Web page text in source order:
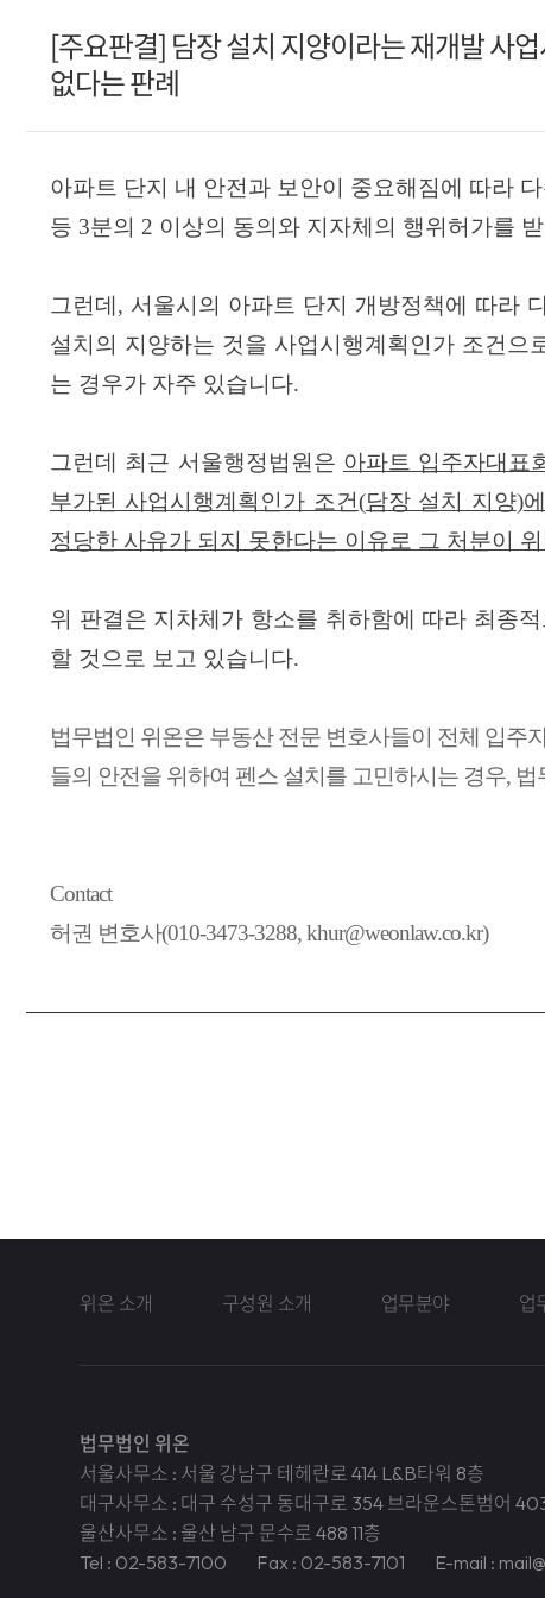
[주요판결] 담장 설치 지양이라는 재개발 사
없다는 판례
아파트 단지 내 안전과 보안이 중요해짐에 따라
등 3분의 2 이상의 동의와 지자체의 행위허가를
그런데 , 서울시의 아파트 단지 개방정책에 따라
설치의 지양하는 것을 사업시행계획인가 조건으
는 경우가 자주 있습니다.
그런데 최근 서울행정법원은 아파트 입주자대표
부가된 사업시행계획인가 조건(담장 설치 지양)
정당한 사유가 되지 못한다는 이유로 그 처분이
위 판결은 지차체가 항소를 취하함에 따라 최종
할 것으로 보고 있습니다.
법무법인 위온은 부동산 전문 변호사들이 전체 입주
들의 안전을 위하여 펜스 설치를 고민하시는 경우, 법
Contact
허권 변호사(010-3473-3288, khur@weonlaw.co.kr)
위온 소개 구성원 소개 업무분야 업
법무법인 위온
서울사무소 : 서울 강남구 테헤란로 414 L&B타워 8층
대구사무소 : 대구 수성구 동대구로 354 브라운스톤범어
울산사무소 : 울산 남구 문수로 488 11층
Tel : 02-583-7100
Fax : 02-583-7101 E-mail :